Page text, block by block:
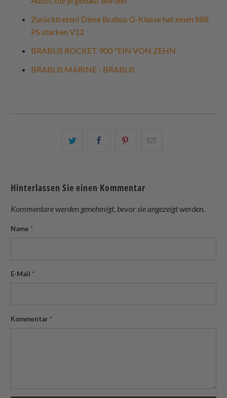
Zurücktreten! Diese Brabus G-Klasse hat einen 888
PS starken V12
BRABUS ROCKET 900 "EIN VON ZEHN
BRABUS MARINE - BRABUS
Teilen
Twitter
Teilen
Facebook
Teilen
Pinterest
Hinterlassen Sie einen Kommentar
Kommentare werden genehmigt, bevor sie angezeigt werden.
Name *
E-Mail *
Kommentar *